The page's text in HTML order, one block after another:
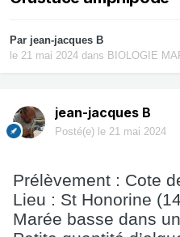
Par jean-jacques B
le 21 mai 2024 dans BIOLOGIE
jean-jacques B
Posté(e) le 21 mai 2024
Prélèvement : Cote
Lieu : St Honorine
Marée basse dans